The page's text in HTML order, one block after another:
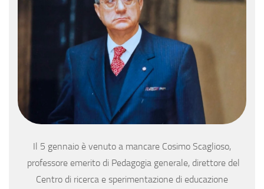
Il 5 gennaio è venuto a mancare Cosimo Scaglioso,
professore emerito di Pedagogia generale, direttore del
Centro di ricerca e sperimentazione di educazione